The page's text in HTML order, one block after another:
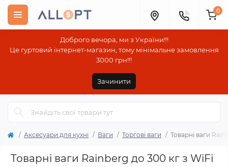
Доброго вечора, ми з України!!!
Це гуртовий інтернет-магазин, тому мінімальне замовлення
3000 грн!!!
Зачинити
0
Аксесуари для кухні Ваги Торгові ваги Товарні ваги
Товарні ваги Rainberg до 300 кг з WiFi